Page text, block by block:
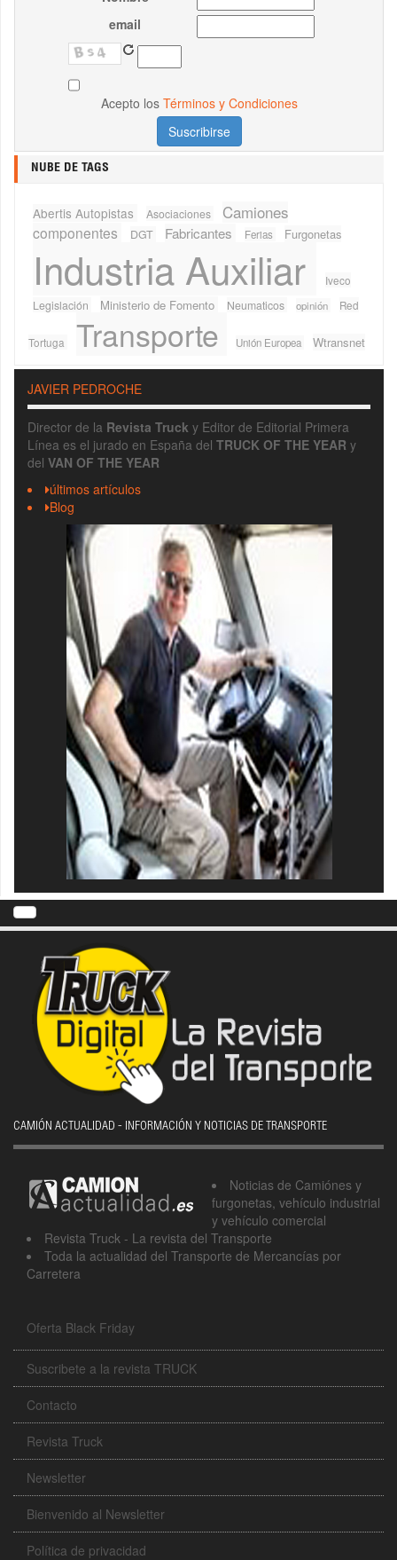
email
Acepto los Términos y Condiciones
NUBE DE TAGS
Abertis Autopistas Asociaciones Camiones
componentes DGT Fabricantes Ferias Furgonetas
Industria Auxiliar
Iveco
Legislación
Ministerio de Fomento Neumaticos opinión Red
Tortuga Transporte Unión Europea Wtransnet
JAVIER PEDROCHE
Director de la Revista Truck y Editor de Editorial Primera
Línea es el jurado en España del TRUCK OF THE YEAR y
del VAN OF THE YEAR
últimos artículos
Blog
CAMIÓN ACTUALIDAD - INFORMACIÓN Y NOTICIAS DE TRANSPORTE
Noticias de Camiónes y
furgonetas, vehículo industrial
y vehículo comercial
Revista Truck - La revista del Transporte
Toda la actualidad del Transporte de Mercancías por
Carretera
Oferta Black Friday
Suscribete a la revista TRUCK
Contacto
Revista Truck
Newsletter
Bienvenido al Newsletter
Política de privacidad